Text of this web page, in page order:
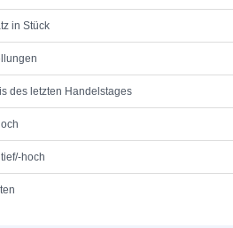
in Stück
des letzten Handelstages
hoch